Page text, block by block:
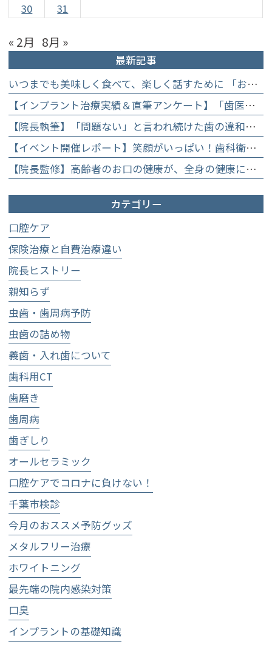
30
31
« 2月 8月 »
最新記事
いつまでも美味しく食べて、楽しく話すために 「お口からはじめる健康長寿教室」を開催します
【インプラント治療実績＆直筆アンケート】「歯医者が怖かった」トラウマを乗り越えて。70歳・介護士女性が手に入れた「晴れ晴れとした笑顔」と人生を支える噛み合わせ】
【院長執筆】「問題ない」と言われ続けた歯の違和感……60代女性が「80歳で20本の自前の歯」を守るために選んだ精密総合治療の全貌
【イベント開催レポート】笑顔がいっぱい！歯科衛生士×管理栄養士がお届けする「親子で楽しむむし歯になりにくいお菓子作り体験」】
【院長監修】高齢者のお口の健康が、全身の健康につながる理由。生涯おいしく食べるための「口内環境検査」とオーダーメイド予防】
カテゴリー
口腔ケア
保険治療と自費治療違い
院長ヒストリー
親知らず
虫歯・歯周病予防
虫歯の詰め物
義歯・入れ歯について
歯科用CT
歯磨き
歯周病
歯ぎしり
オールセラミック
口腔ケアでコロナに負けない！
千葉市検診
今月のおススメ予防グッズ
メタルフリー治療
ホワイトニング
最先端の院内感染対策
口臭
インプラントの基礎知識